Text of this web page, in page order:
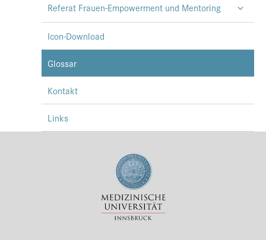
Referat Frauen-Empowerment und Mentoring
Icon-Download
Glossar
Kontakt
Links